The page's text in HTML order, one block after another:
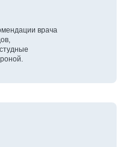
врача